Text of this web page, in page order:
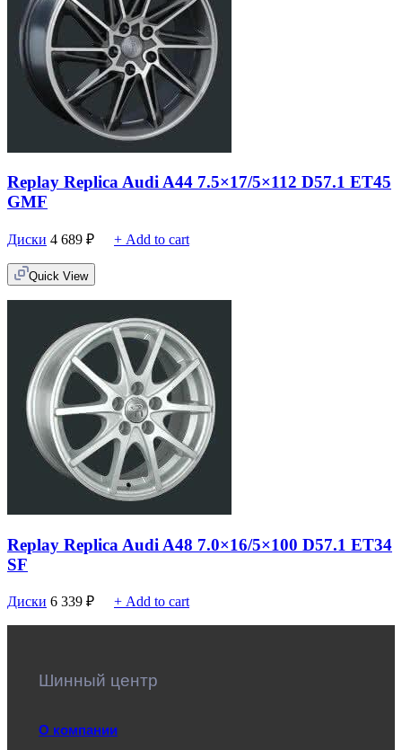
Replay Replica Audi A44 7.5×17/5×112 D57.1 ET45
GMF
Диски 4 689 ₽ + Add to cart
Quick View
Replay Replica Audi A48 7.0×16/5×100 D57.1 ET34
SF
Диски 6 339 ₽ + Add to cart
Шинный центр
О компании